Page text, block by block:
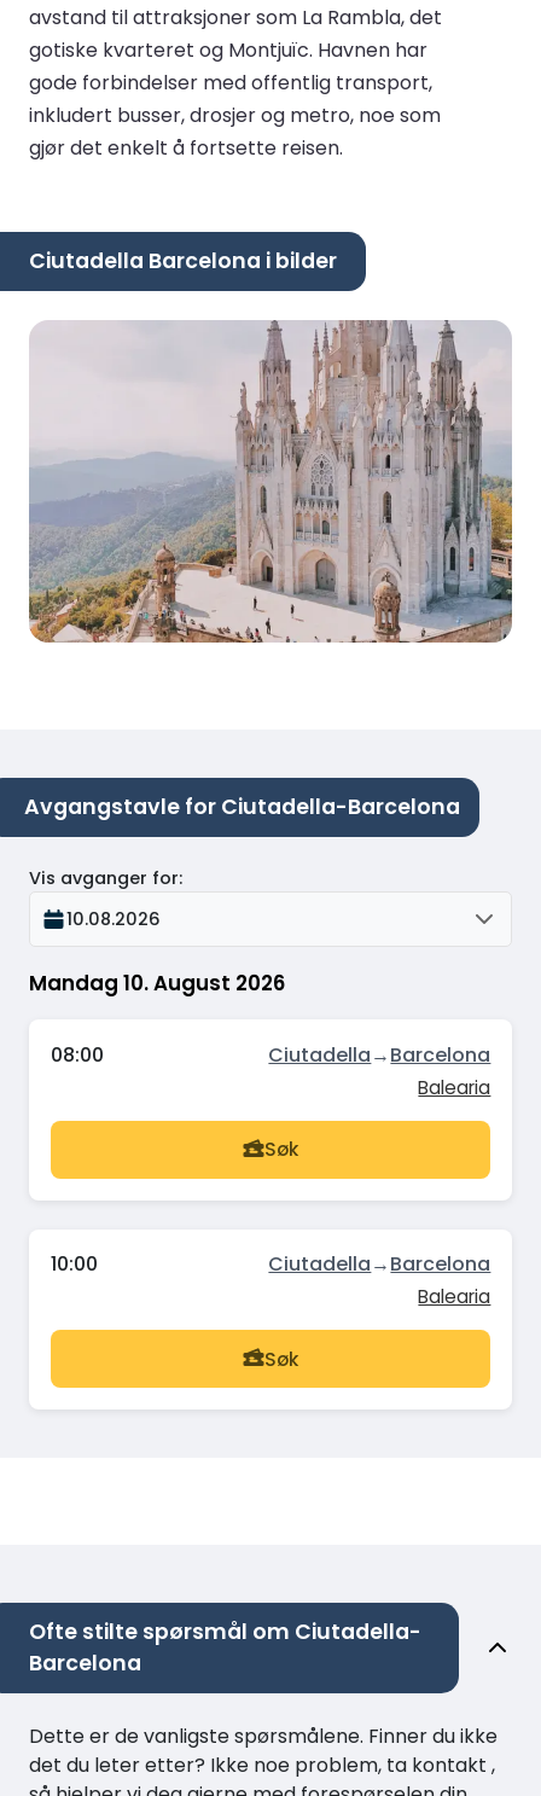
avstand til attraksjoner som La Rambla, det
gotiske kvarteret og Montjuïc. Havnen har
gode forbindelser med offentlig transport,
inkludert busser, drosjer og metro, noe som
gjør det enkelt å fortsette reisen.
Ciutadella Barcelona i bilder
Avgangstavle for Ciutadella-Barcelona
Mandag 10. August 2026
Vis avganger for:
10.08.2026
08:00 Ciutadella→Barcelona
Balearia
Søk
10:00 Ciutadella→Barcelona
Balearia
Søk
Ofte stilte spørsmål om Ciutadella-
Barcelona
Dette er de vanligste spørsmålene. Finner du ikke
det du leter etter? Ikke noe problem, ta kontakt ,